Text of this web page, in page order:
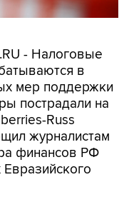
- Налоговые
в
мер поддержки
пострадали на
Russ
журналистам
финансов РФ